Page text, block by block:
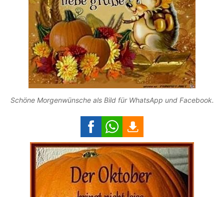
Schöne Morgenwünsche als Bild für WhatsApp und Facebook.